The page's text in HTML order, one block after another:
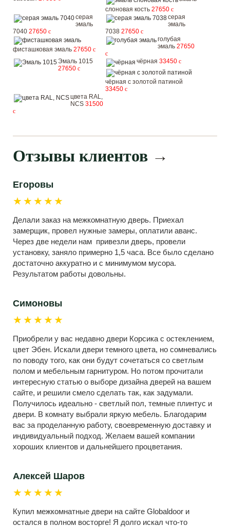
слоновая кость 27650 c
серая
эмаль
7040 27650 c
серая
эмаль
7038 27650 c
фисташковая эмаль 27650 c
голубая
эмаль 27650
c
Эмаль 1015
27650 c
чёрная 33450 c
чёрная с золотой патиной
33450 c
цвета RAL,
NCS 31500
c
Отзывы клиентов →
Егоровы
★★★★★
Делали заказ на межкомнатную дверь. Приехал
замерщик, провел нужные замеры, оплатили аванс.
Через две недели нам привезли дверь, провели
установку, заняло примерно 1,5 часа. Все было сделано
достаточно аккуратно и с минимумом мусора.
Результатом работы довольны.
Симоновы
★★★★★
Приобрели у вас недавно двери Корсика с остеклением,
цвет Эбен. Искали двери темного цвета, но сомневались
по поводу того, как они будут сочетаться со светлым
полом и мебельным гарнитуром. Но потом прочитали
интересную статью о выборе дизайна дверей на вашем
сайте, и решили смело сделать так, как задумали.
Получилось идеально - светлый пол, темные плинтус и
двери. В комнату выбрали яркую мебель. Благодарим
вас за проделанную работу, своевременную доставку и
индивидуальный подход. Желаем вашей компании
хороших клиентов и дальнейшего процветания.
Алексей Шаров
★★★★★
Купил межкомнатные двери на сайте Globaldoor и
остался в полном восторге! Я долго искал что-то